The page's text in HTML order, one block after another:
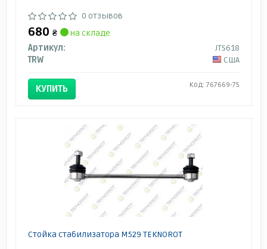
0 отзывов
680 ₴
на складе
Артикул:
JTS618
TRW
США
КУПИТЬ Код: 767669-75
Стойка стабилизатора M529 TEKNOROT